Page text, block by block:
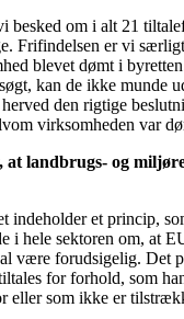
besked om i alt 21
Frifindelsen er vi
blevet dømt i
kan de ikke munde
den rigtige
virksomheden var
at landbrugs- og
indeholder et princip,
i hele sektoren om, at
være forudsigelig. Det
for forhold, som
eller som ikke er